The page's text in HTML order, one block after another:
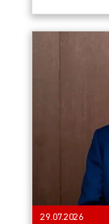
29.07.2026